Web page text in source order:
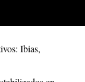
Ibias,